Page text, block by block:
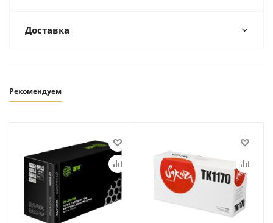
Доставка
Рекомендуем